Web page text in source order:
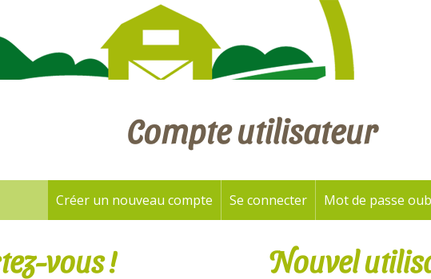
Compte utilisateur
Créer un nouveau compte Se connecter (onglet actif)
Mot de passe
vous ! Nouvel